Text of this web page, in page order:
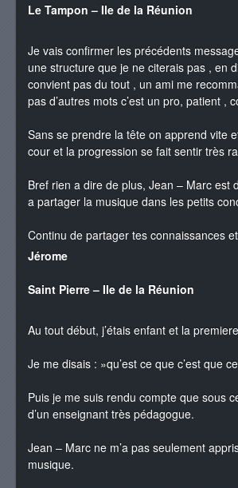
Le Tampon – Ile de la Réunion
Je vais confirmer les précédents
une structure que je ne citerais pas , en
convient pas du tout , un ami me
pas d’autres mots c’est un pro, patient
Sans se prendre la tête on apprend vite
cour et la progression se fait sentir très
Bref rien a dire de plus, Jean – Marc est
a partager la musique dans les petits
Continu de partager tes connaissances
Jérome
Saint Pierre – Ile de la Réunion
Au tout début, j’étais enfant et la
Je me disais : »qu’est ce que c’est que
Puis je me suis rendu compte que sous
d’un enseignant très pédagogue.
Jean – Marc ne m’a pas seulement
musique.